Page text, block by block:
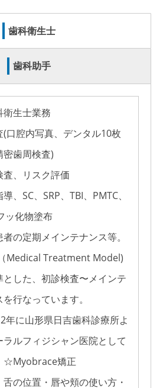
歯科衛生士
歯科助手
生士業務
(口腔内写真、デンタル10枚
密歯周検査)
査、リスク評価
、SC、SRP、TBI、PMTC、
ッ化物塗布
の定期メインテナンス等。
Medical Treatment Model)
とした、初診検査〜メインテ
行なっています。
年に山形県日吉歯科診療所よ
ラルフィジシャン医院として
☆Myobrace矯正
舌の位置・唇や頬の使い方・